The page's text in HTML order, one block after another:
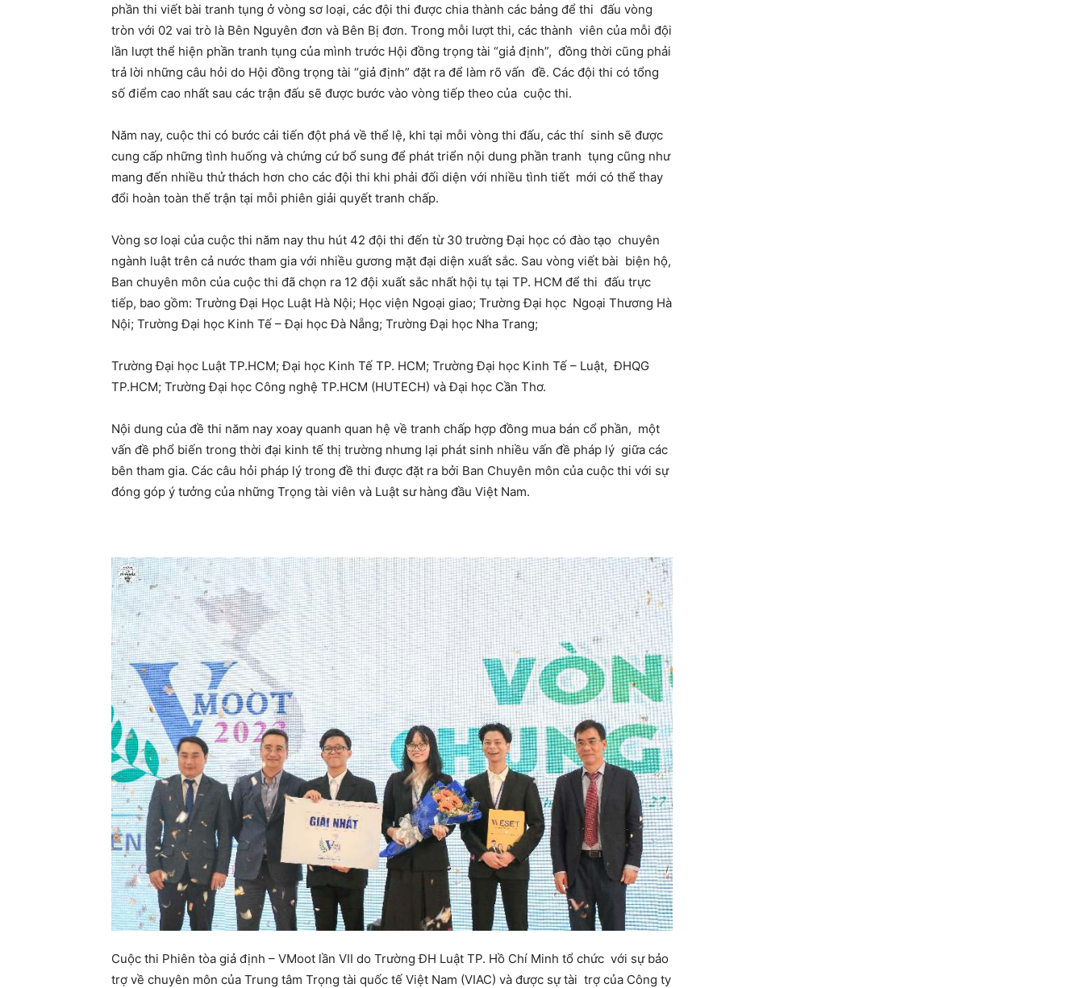
phần thi viết bài tranh tụng ở vòng sơ loại, các đội thi được chia thành các bảng để thi đấu vòng
tròn với 02 vai trò là Bên Nguyên đơn và Bên Bị đơn. Trong mỗi lượt thi, các thành viên của mỗi đội
lần lượt thể hiện phần tranh tụng của mình trước Hội đồng trọng tài “giả định”, đồng thời cũng phải
trả lời những câu hỏi do Hội đồng trọng tài “giả định” đặt ra để làm rõ vấn đề. Các đội thi có tổng
số điểm cao nhất sau các trận đấu sẽ được bước vào vòng tiếp theo của cuộc thi.
Năm nay, cuộc thi có bước cải tiến đột phá về thể lệ, khi tại mỗi vòng thi đấu, các thí sinh sẽ được
cung cấp những tình huống và chứng cứ bổ sung để phát triển nội dung phần tranh tụng cũng như
mang đến nhiều thử thách hơn cho các đội thi khi phải đối diện với nhiều tình tiết mới có thể thay
đổi hoàn toàn thế trận tại mỗi phiên giải quyết tranh chấp.
Vòng sơ loại của cuộc thi năm nay thu hút 42 đội thi đến từ 30 trường Đại học có đào tạo chuyên
ngành luật trên cả nước tham gia với nhiều gương mặt đại diện xuất sắc. Sau vòng viết bài biện hộ,
Ban chuyên môn của cuộc thi đã chọn ra 12 đội xuất sắc nhất hội tụ tại TP. HCM để thi đấu trực
tiếp, bao gồm: Trường Đại Học Luật Hà Nội; Học viện Ngoại giao; Trường Đại học Ngoại Thương Hà
Nội; Trường Đại học Kinh Tế – Đại học Đà Nẵng; Trường Đại học Nha Trang;
Trường Đại học Luật TP.HCM; Đại học Kinh Tế TP. HCM; Trường Đại học Kinh Tế – Luật, ĐHQG
TP.HCM; Trường Đại học Công nghệ TP.HCM (HUTECH) và Đại học Cần Thơ.
Nội dung của đề thi năm nay xoay quanh quan hệ về tranh chấp hợp đồng mua bán cổ phần, một
vấn đề phổ biến trong thời đại kinh tế thị trường nhưng lại phát sinh nhiều vấn đề pháp lý giữa các
bên tham gia. Các câu hỏi pháp lý trong đề thi được đặt ra bởi Ban Chuyên môn của cuộc thi với sự
đóng góp ý tưởng của những Trọng tài viên và Luật sư hàng đầu Việt Nam.
Cuộc thi Phiên tòa giả định – VMoot lần VII do Trường ĐH Luật TP. Hồ Chí Minh tổ chức với sự bảo
trợ về chuyên môn của Trung tâm Trọng tài quốc tế Việt Nam (VIAC) và được sự tài trợ của Công ty